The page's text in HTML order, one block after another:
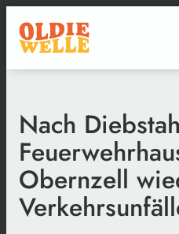
Nach
Obernzell